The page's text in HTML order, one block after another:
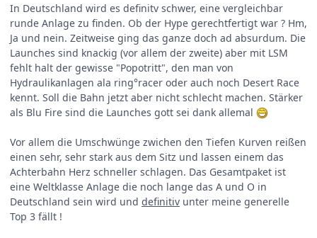
In Deutschland wird es definitv schwer, eine vergleichbar
runde Anlage zu finden. Ob der Hype gerechtfertigt war ? Hm,
Ja und nein. Zeitweise ging das ganze doch ad absurdum. Die
Launches sind knackig (vor allem der zweite) aber mit LSM
fehlt halt der gewisse "Popotritt", den man von
Hydraulikanlagen ala ring°racer oder auch noch Desert Race
kennt. Soll die Bahn jetzt aber nicht schlecht machen. Stärker
als Blu Fire sind die Launches gott sei dank allemal
Vor allem die Umschwünge zwichen den Tiefen Kurven reißen
einen sehr, sehr stark aus dem Sitz und lassen einem das
Achterbahn Herz schneller schlagen. Das Gesamtpaket ist
eine Weltklasse Anlage die noch lange das A und O in
Deutschland sein wird und definitiv unter meine generelle
Top 3 fällt !